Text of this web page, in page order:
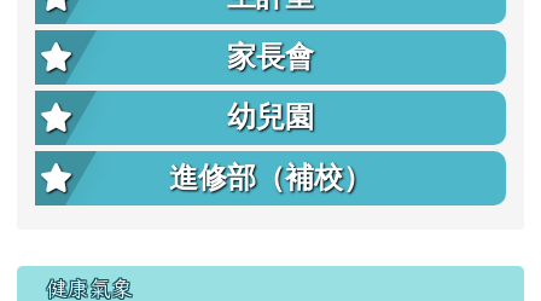
家長會
幼兒園
進修部（補校）
右邊區域內容
健康氣象